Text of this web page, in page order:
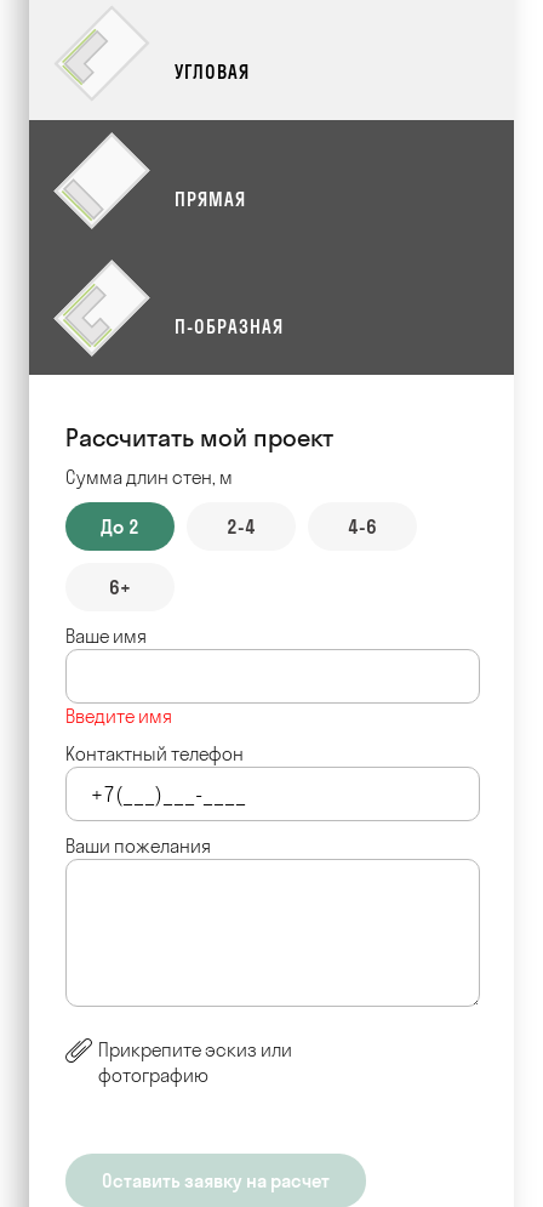
УГЛОВАЯ
ПРЯМАЯ
П-ОБРАЗНАЯ
Рассчитать мой проект
Сумма длин стен, м
До 2 2-4 4-6
6+
Ваше имя
Введите имя
Контактный телефон
Ваши пожелания
Прикрепите эскиз или
фотографию